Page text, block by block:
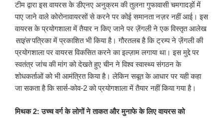
टीम द्वारा इस वायरस के डीएनए अनुक्रम की तुलना गुफावासी चमगादड़ों में
पाए जाने वाले कोरोनावायरसों से करने पर कोई समानता नज़र नहीं आई। इस
वायरस के प्रयोगशाला में तैयार न किए जाने पर ज़ेंगली ने एक विस्तृत आलेख
साइंसपत्रिका में प्रकाशित भी किया है। गौरतलब है कि ट्रम्प ने ज़ेंगली की
प्रयोगशाला पर वायरस विकसित करने का इल्ज़ाम लगाया था। इस मुद्दे पर
स्वतंत्र जांच की मांग को देखते हुए चीन ने विश्व स्वास्थ्य संगठन के
शोधकर्ताओं को भी आमंत्रित किया है। लेकिन सबूत के आधार पर यही कहा
जा सकता है कि सार्स-कोव-2 को प्रयोगशाला में तैयार नहीं किया गया है।
मिथक 2: उच्च वर्ग के लोगों ने ताकत और मुनाफे के लिए वायरस को